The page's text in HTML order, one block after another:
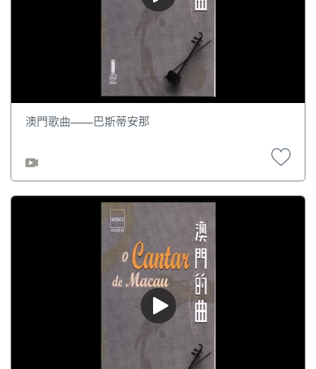
澳門歌曲——巴斯蒂安那